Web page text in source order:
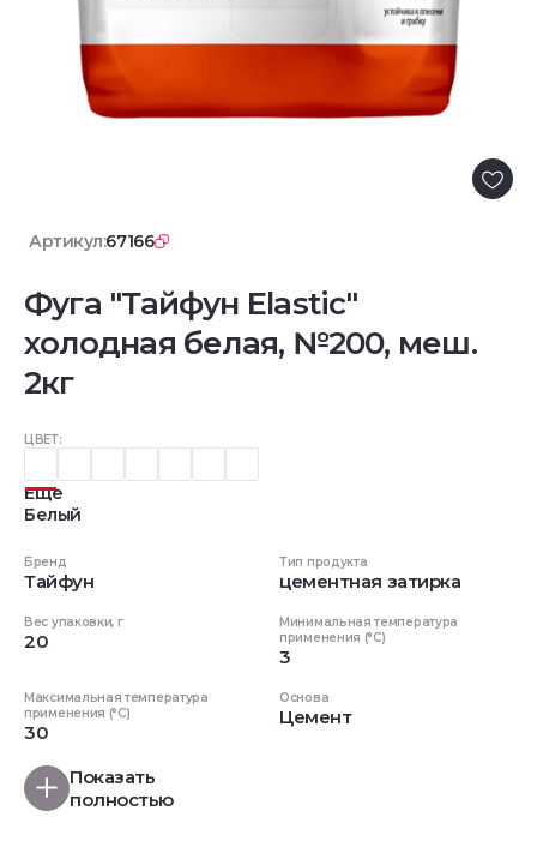
Артикул:67166
Фуга "Тайфун Elastic"
холодная белая, №200, меш.
2кг
ЦВЕТ:
Еще
Белый
Бренд
Тайфун
Тип продукта
цементная затирка
Вес упаковки, г
20
Минимальная температура
применения (°C)
3
Максимальная температура
применения (°C)
30
Основа
Цемент
Показать
полностью